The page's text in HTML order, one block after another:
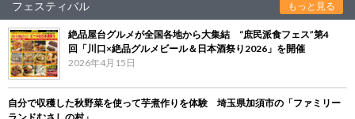
フェスティバル もっと見る
絶品屋台グルメが全国各地から大集結 “庶民派食フェス”第4
回「川口×絶品グルメビール＆日本酒祭り2026」を開催
2026年4月15日
自分で収穫した秋野菜を使って芋煮作りを体験 埼玉県加須市の「ファミリー